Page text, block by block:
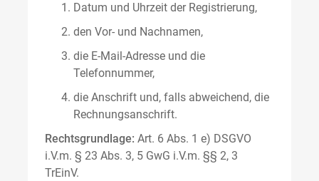
Datum und Uhrzeit der Registrierung,
den Vor- und Nachnamen,
die E-Mail-Adresse und die
Telefonnummer,
die Anschrift und, falls abweichend, die
Rechnungsanschrift.
Rechtsgrundlage: Art. 6 Abs. 1 e) DSGVO
i.V.m. § 23 Abs. 3, 5 GwG i.V.m. §§ 2, 3
TrEinV.